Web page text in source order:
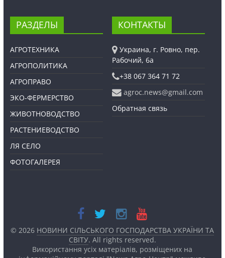
РАЗДЕЛЫ
АГРОТЕХНИКА
АГРОПОЛИТИКА
АГРОПРАВО
ЭКО-ФЕРМЕРСТВО
ЖИВОТНОВОДСТВО
РАСТЕНИЕВОДСТВО
ЛЯ СЕЛО
ФОТОГАЛЕРЕЯ
КОНТАКТЫ
Украина, г. Ровно, пер.
Рабочий, 6а
+38 067 364 71 72
agroc.news@gmail.com
Обратная связь
© 2026 НОВИНИ СІЛЬСЬКОГО ГОСПОДАРСТВА УКРАЇНИ ТА
СВІТУ. All rights reserved.
Використання усіх матеріалів, розміщених на